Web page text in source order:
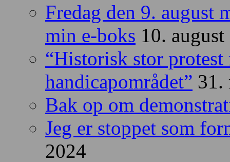
Fredag den 9. august
min e-boks 10.
“Historisk stor protest
handicapområdet” 31.
Bak op om
Jeg er stoppet som
2024